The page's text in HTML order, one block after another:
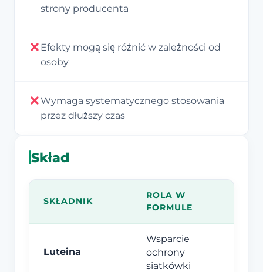
strony producenta
Efekty mogą się różnić w zależności od
osoby
Wymaga systematycznego stosowania
przez dłuższy czas
Skład
SKŁADNIK
ROLA W
FORMULE
Luteina
Wsparcie
ochrony
siatkówki